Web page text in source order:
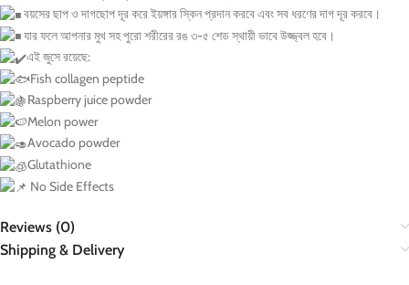
বয়সের ছাপ ও দাগছোপ দূর করে ইয়ঙ্গার স্কিন প্রদান করবে এবং সব ধরণের দাগ দূর করবে।
যার ফলে আপনার মুখ সহ পুরো শরীরের রঙ ৩-৫ শেড স্থায়ী ভাবে উজ্জ্বল হবে।
এই জুসে রয়েছে:
Fish collagen peptide
Raspberry juice powder
Melon power
Avocado powder
Glutathione
No Side Effects
Reviews (0)
Shipping & Delivery